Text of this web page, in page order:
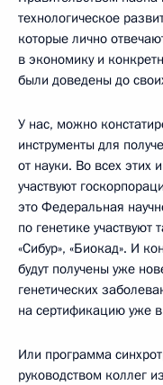
технологическое
которые лично
в экономику и
были доведены до
У нас, можно
инструменты для
от науки. Во всех этих
участвуют
это Федеральная
по генетике участвуют
«Сибур», «Биокад». И
будут получены уже
генетических
на сертификацию уже
Или программа
руководством коллег